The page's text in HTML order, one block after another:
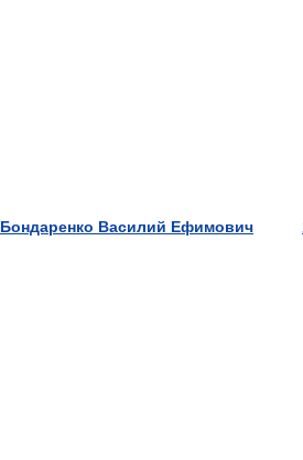
Бондаренко Василий Ефимович